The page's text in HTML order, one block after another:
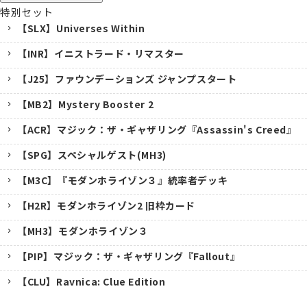
特別セット
【SLX】Universes Within
【INR】イニストラード・リマスター
【J25】ファウンデーションズ ジャンプスタート
【MB2】Mystery Booster 2
【ACR】マジック：ザ・ギャザリング『Assassin's Creed』
【SPG】スペシャルゲスト(MH3)
【M3C】『モダンホライゾン３』統率者デッキ
【H2R】モダンホライゾン2 旧枠カード
【MH3】モダンホライゾン３
【PIP】マジック：ザ・ギャザリング『Fallout』
【CLU】Ravnica: Clue Edition